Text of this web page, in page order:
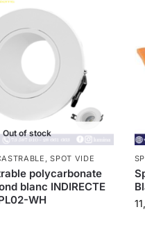
Out of stock
,SPOT VIDE
polycarbonate
blanc INDIRECTE
WH